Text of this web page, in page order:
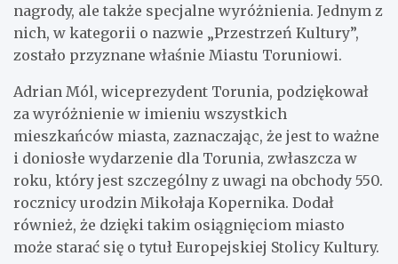
nagrody, ale także specjalne wyróżnienia. Jednym z
nich, w kategorii o nazwie „Przestrzeń Kultury”,
zostało przyznane właśnie Miastu Toruniowi.
Adrian Mól, wiceprezydent Torunia, podziękował
za wyróżnienie w imieniu wszystkich
mieszkańców miasta, zaznaczając, że jest to ważne
i doniosłe wydarzenie dla Torunia, zwłaszcza w
roku, który jest szczególny z uwagi na obchody 550.
rocznicy urodzin Mikołaja Kopernika. Dodał
również, że dzięki takim osiągnięciom miasto
może starać się o tytuł Europejskiej Stolicy Kultury.